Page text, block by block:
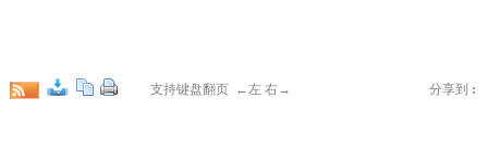
支持键盘翻页 ←左 右→ 分享到 :